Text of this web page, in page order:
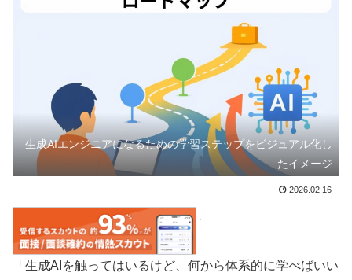
生成AIエンジニアになるための学習ステップをビジュアル化し
たイメージ
2026.02.16
「生成AIを触ってはいるけど、何から体系的に学べばいい